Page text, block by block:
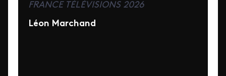
FRANCE TÉLÉVISIONS 2026
Léon Marchand